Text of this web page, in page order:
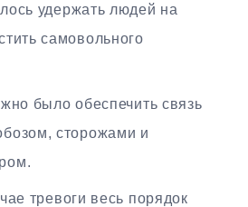
удержать людей на
самовольного
было обеспечить связь
сторожами и
тревоги весь порядок